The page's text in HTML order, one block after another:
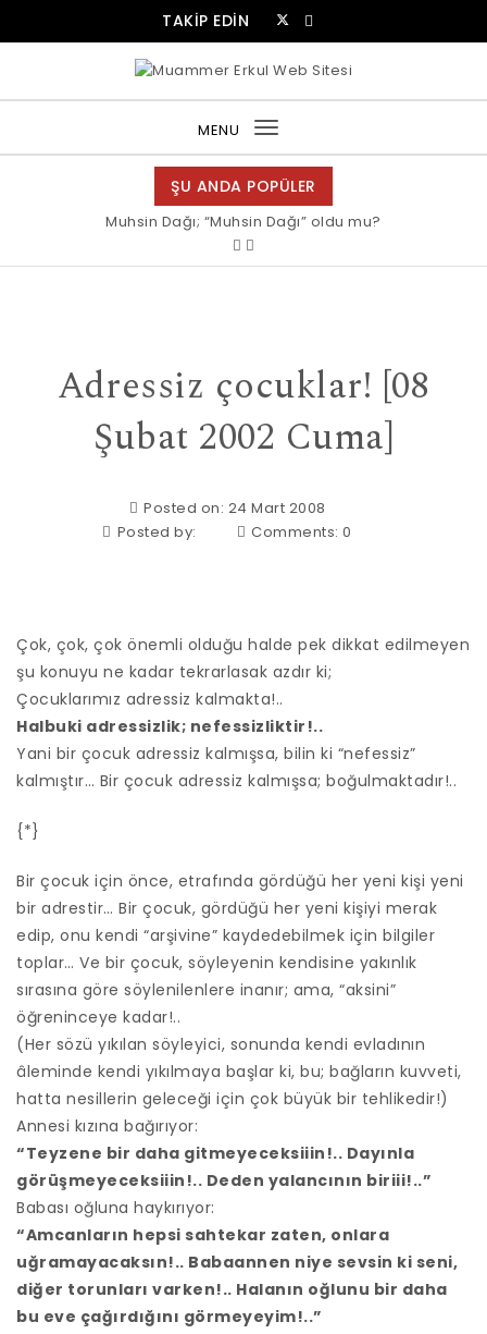
TAKİP EDİN
MENU
Toggle
navigation
ŞU ANDA POPÜLER
Muhsin Dağı; “Muhsin Dağı” oldu mu?
Adressiz çocuklar! [08
Şubat 2002 Cuma]
Posted on: 24 Mart 2008
Posted by:
Comments:0
Çok, çok, çok önemli olduğu halde pek dikkat edilmeyen
şu konuyu ne kadar tekrarlasak azdır ki;
Çocuklarımız adressiz kalmakta!..
Halbuki adressizlik; nefessizliktir!..
Yani bir çocuk adressiz kalmışsa, bilin ki “nefessiz”
kalmıştır… Bir çocuk adressiz kalmışsa; boğulmaktadır!..
{*}
Bir çocuk için önce, etrafında gördüğü her yeni kişi yeni
bir adrestir… Bir çocuk, gördüğü her yeni kişiyi merak
edip, onu kendi “arşivine” kaydedebilmek için bilgiler
toplar… Ve bir çocuk, söyleyenin kendisine yakınlık
sırasına göre söylenilenlere inanır; ama, “aksini”
öğreninceye kadar!..
(Her sözü yıkılan söyleyici, sonunda kendi evladının
âleminde kendi yıkılmaya başlar ki, bu; bağların kuvveti,
hatta nesillerin geleceği için çok büyük bir tehlikedir!)
Annesi kızına bağırıyor:
“Teyzene bir daha gitmeyeceksiiin!.. Dayınla
görüşmeyeceksiiin!.. Deden yalancının biriii!..”
Babası oğluna haykırıyor:
“Amcanların hepsi sahtekar zaten, onlara
uğramayacaksın!.. Babaannen niye sevsin ki seni,
diğer torunları varken!.. Halanın oğlunu bir daha
bu eve çağırdığını görmeyeyim!..”